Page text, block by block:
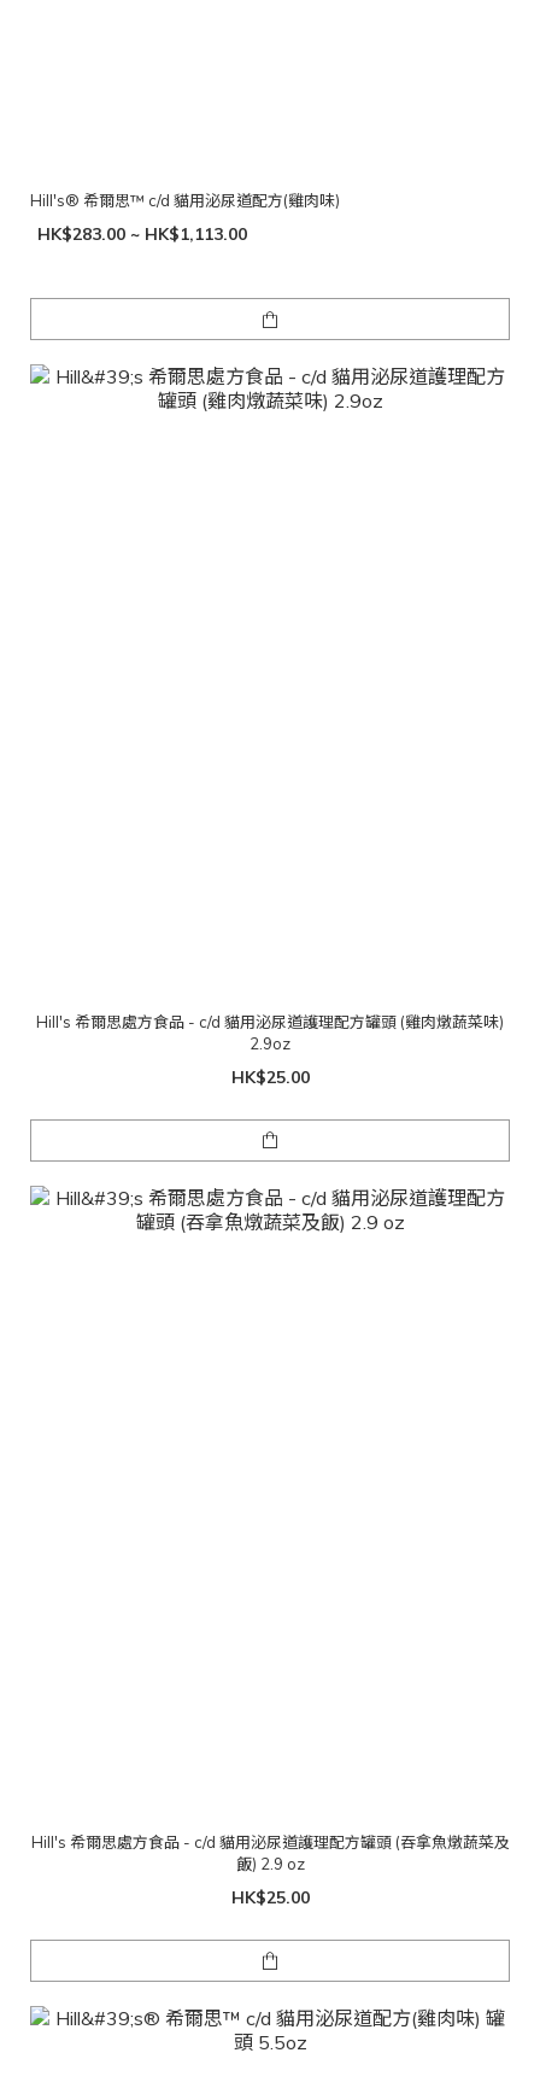
Hill's® 希爾思™ c/d 貓用泌尿道配方(雞肉味)
HK$283.00 ~ HK$1,113.00
Hill's 希爾思處方食品 - c/d 貓用泌尿道護理配方罐頭 (雞肉燉蔬菜味)
2.9oz
HK$25.00
Hill's 希爾思處方食品 - c/d 貓用泌尿道護理配方罐頭 (吞拿魚燉蔬菜及
飯) 2.9 oz
HK$25.00